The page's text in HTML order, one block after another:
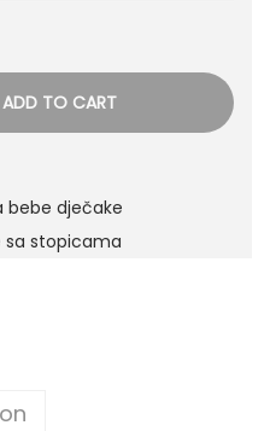
ADD TO CART
bebe dječake
sa stopicama